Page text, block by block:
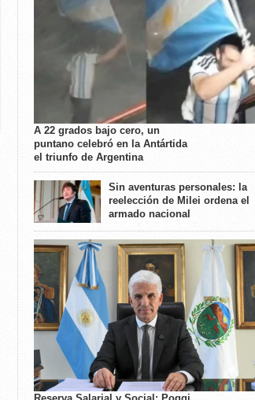
A 22 grados bajo cero, un
puntano celebró en la Antártida
el triunfo de Argentina
Sin aventuras personales: la
reelección de Milei ordena el
armado nacional